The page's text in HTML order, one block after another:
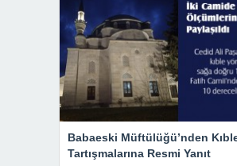
Babaeski Müftülüğü’nden
Tartışmalarına Resmi Yanıt